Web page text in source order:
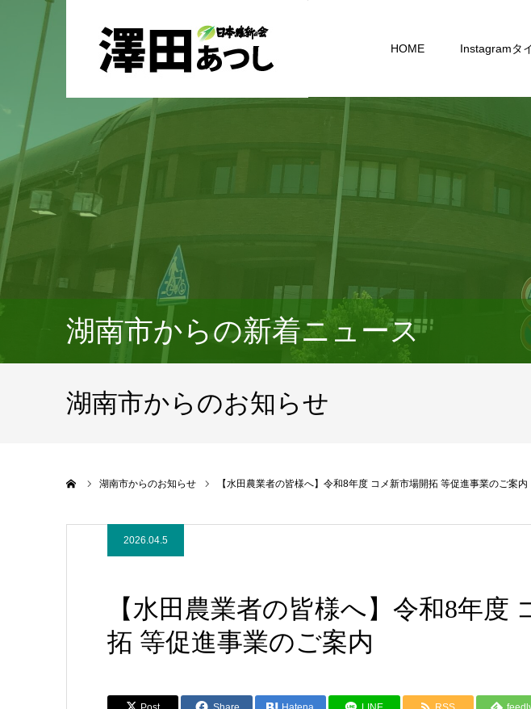
HOME Instagramタ
湖南市からの新着ニュース
湖南市からのお知らせ
湖南市からのお知らせ 【水田農業者の皆様へ】令和8年度 コメ新市場開拓 等促進事業のご案内
2026.04.5
【水田農業者の皆様へ】令和8年度
拓 等促進事業のご案内